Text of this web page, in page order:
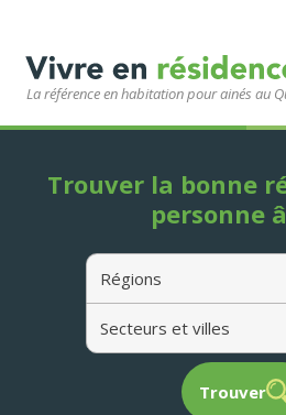
La référence en habitation pour ainés au
Régions
Secteurs et villes
Trouver
Trouver la bonne
personne